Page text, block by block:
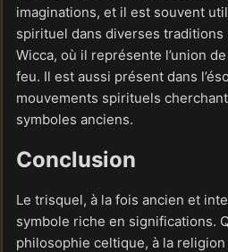
imaginations, et il est souvent
spirituel dans diverses
Wicca, où il représente l’union
feu. Il est aussi présent dans
mouvements spirituels
symboles anciens.
Conclusion
Le trisquel, à la fois ancien et
symbole riche en significations.
philosophie celtique, à la